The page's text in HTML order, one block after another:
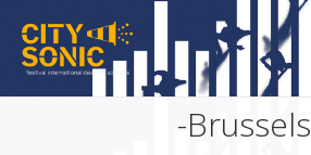
-Brussels